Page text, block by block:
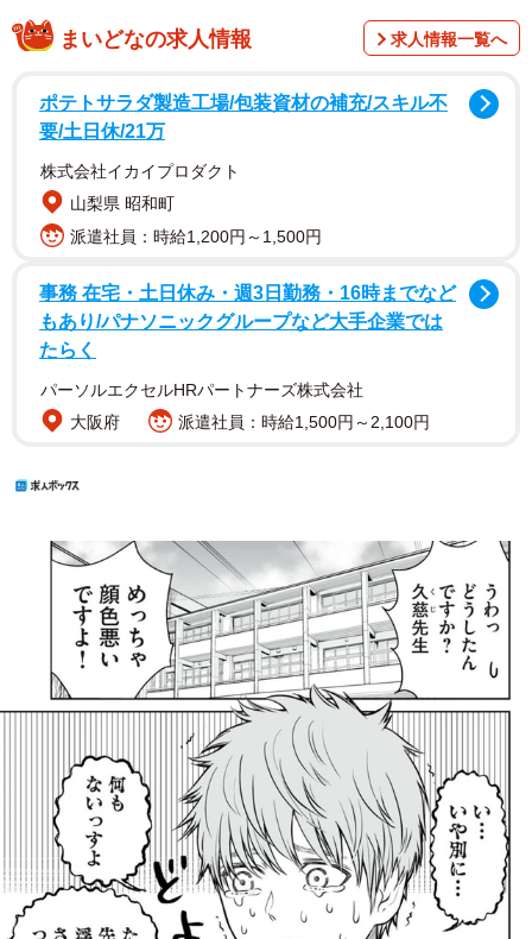
まいどなの求人情報 求人情報一覧へ
ポテトサラダ製造工場/包装資材の補充/スキル不
要/土日休/21万
株式会社イカイプロダクト
山梨県 昭和町
派遣社員：時給1,200円～1,500円
事務 在宅・土日休み・週3日勤務・16時までなど
もあり/パナソニックグループなど大手企業では
たらく
パーソルエクセルHRパートナーズ株式会社
大阪府
派遣社員：時給1,500円～2,100円